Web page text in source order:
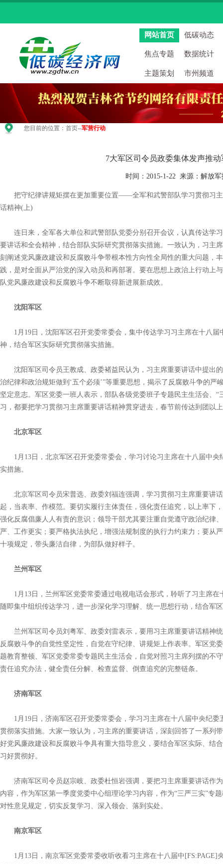
网站首页 低碳动态
焦点专题 数据统计
主题策划 市州频道
您目前的位置： 首页--军营行动
7大军区司令员政委集体发声推
时间：2015-1-22 来源：解放
把守纪律讲规矩摆在更加重要位置——全军和武警部队学习贯彻习主
话精神(上)
连日来，全军各大单位和武警部队党委分别召开会议，认真传达学
要讲话和全会精神，结合部队实际研究贯彻落实措施。一致认为，习主
刻阐述党风廉政建设和反腐败斗争带根本性方向性全局性的重大问题，
践，是对全面从严治党的深入动员和再部署。要在思想上政治上行动上
队党风廉政建设和反腐败斗争不断取得新进展新成效。
沈阳军区
1月19日，沈阳军区召开党委常委会，集中传达学习习主席在十八届
神，结合军区实际研究贯彻落实措施。
沈阳军区司令员王教成、政委褚益民认为，习主席重要讲话中提出的
治纪律和政治规矩做到‘五个必须’”等重要思想，揭示了反腐败斗争的严
坚定意志。军区党委一班人表示，部队各级党委班子专题民主生活会、“
习，都要把学习贯彻习主席重要讲话精神贯穿进去，春节前传达到团以
北京军区
1月13日，北京军区召开党委常委会，学习讨论习主席在十八届中央
实措施。
北京军区司令员宋普选、政委刘福连强调，学习贯彻习主席重要讲
起，当表率、作模范。要切实履行主体责任，强化责任追究，以上率下
强化反腐倡廉人人有责的意识；领导干部尤其要注重自觉遵守政治纪律
严、工作更实；要严格执法执纪，增强法规制度的执行力约束力；要从
十项规定，带头廉洁自律，为部队做好样子。
兰州军区
1月13日，兰州军区党委常委通过电视电话会形式，聆听了习主席在
随即集中组织传达学习，进一步深化学习理解、统一思想行动，结合军
兰州军区司令员刘粤军、政委刘雷表示，要用习主席重要讲话精神
反腐败斗争的自觉性坚定性，自觉在守纪律、讲规矩上作表率。军区党
题教育整顿、军区党委常委专题民主生活会，自觉对照习主席列摆的不
责任追究办法，健全责任分解、检查监督、倒查追究的完整链条。
济南军区
1月19日，济南军区召开党委常委会，学习习主席在十八届中央纪委
贯彻落实措施。大家一致认为，习主席的重要讲话，深刻回答了一系列
好党风廉政建设和反腐败斗争具有重大指导意义，要结合军区实际、结
习好贯彻好。
济南军区司令员赵宗岐、政委杜恒岩强调，要把习主席重要讲话作
内容，作为军区第一季度党委中心组理论学习内容，作为“三严三实”专
对性意见规定，切实反复学习、深入领会、落到实处。
南京军区
1月13日，南京军区党委常委收听收看习主席在十八届中[FS:PAGE]